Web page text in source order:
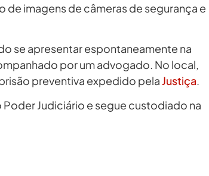
de imagens de câmeras de segurança e
se apresentar espontaneamente na
por um advogado. No local,
preventiva expedido pela Justiça.
Judiciário e segue custodiado na